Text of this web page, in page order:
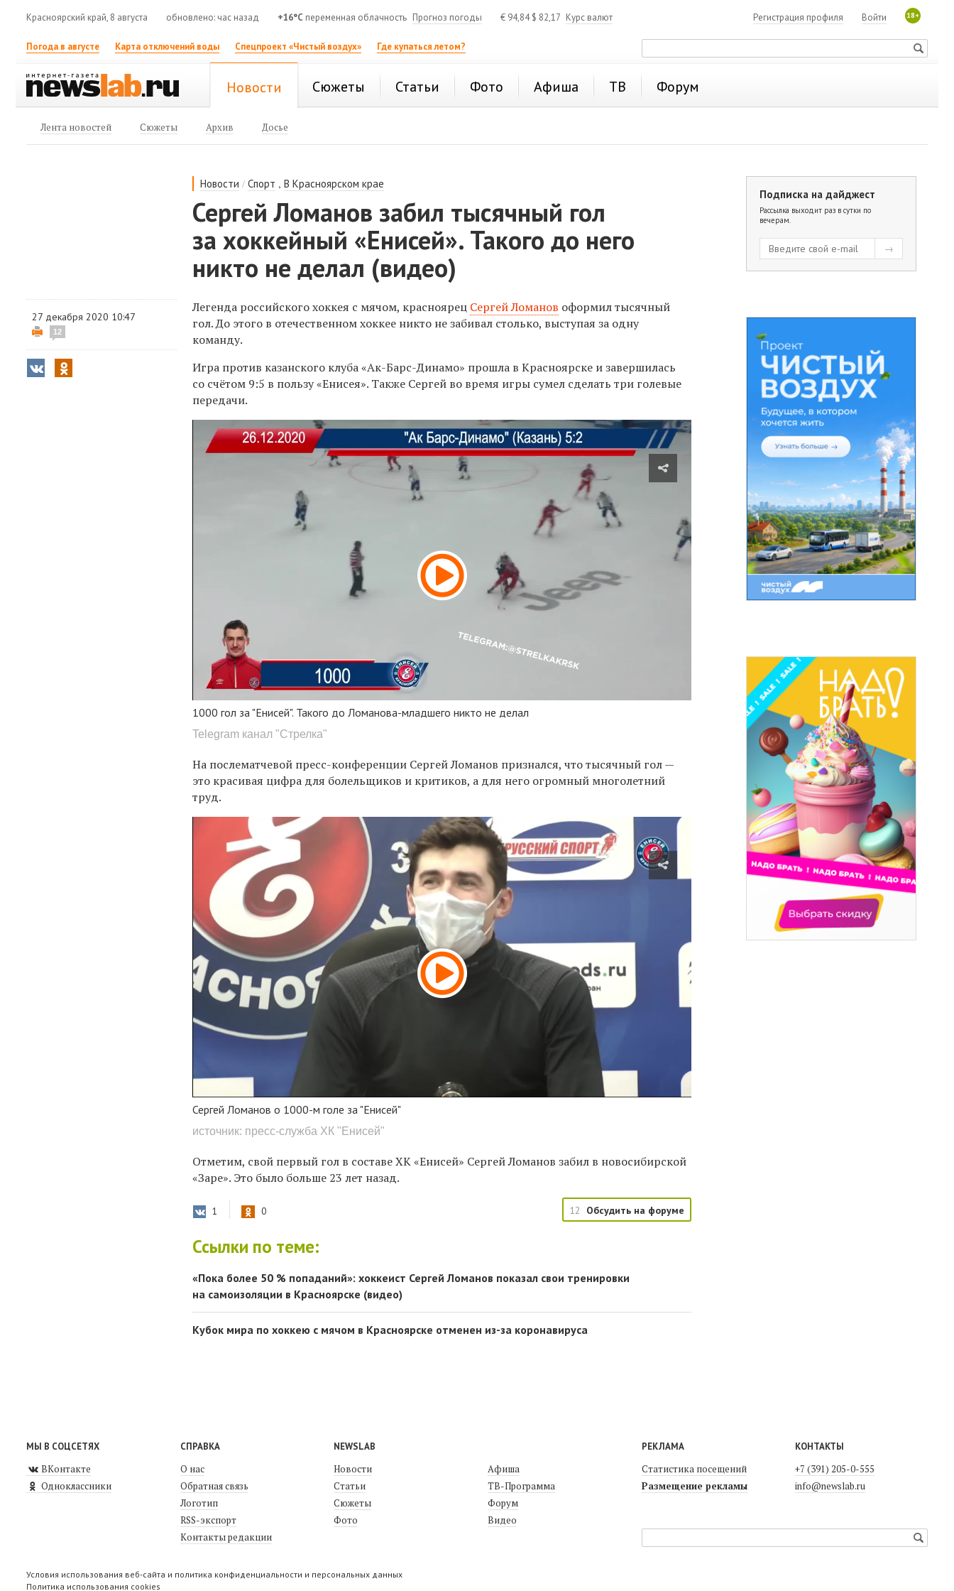
Красноярский край, 8 августа обновлено: час назад +16°C переменная облачность Прогноз погоды € 94,84$ 82,17 Курс валют 18+
Войти
Регистрация профиля
Погода в августе Карта отключений воды Спецпроект «Чистый воздух» Где купаться летом?
Новости Сюжеты Статьи Фото Афиша ТВ Форум
Лента новостей Сюжеты Архив Досье
Новости /Спорт ,В Красноярском крае
Сергей Ломанов забил тысячный гол
за хоккейный «Енисей». Такого до него
никто не делал (видео)
27 декабря 2020 10:47
12
Легенда российского хоккея с мячом, красноярец Сергей Ломанов оформил тысячный
гол. До этого в отечественном хоккее никто не забивал столько, выступая за одну
команду.
Игра против казанского клуба «Ак-Барс-Динамо» прошла в Красноярске и завершилась
со счётом 9:5 в пользу «Енисея». Также Сергей во время игры сумел сделать три голевые
передачи.
1000 гол за "Енисей". Такого до Ломанова-младшего никто не делал
Telegram канал "Стрелка"
На послематчевой пресс-конференции Сергей Ломанов признался, что тысячный гол —
это красивая цифра для болельщиков и критиков, а для него огромный многолетний
труд.
Сергей Ломанов о 1000-м голе за "Енисей"
источник: пресс-служба ХК "Енисей"
Отметим, свой первый гол в составе ХК «Енисей» Сергей Ломанов забил в новосибирской
«Заре». Это было больше 23 лет назад.
1 0 12 Обсудить на форуме
Ссылки по теме:
«Пока более 50 % попаданий»: хоккеист Сергей Ломанов показал свои тренировки
на самоизоляции в Красноярске (видео)
Кубок мира по хоккею с мячом в Красноярске отменен из-за коронавируса
Подписка на дайджест
Рассылка выходит раз в сутки по
вечерам.
МЫ В СОЦСЕТЯХ
ВКонтакте
Одноклассники
СПРАВКА
О нас
Обратная связь
Логотип
RSS-экспорт
Контакты редакции
NEWSLAB
Новости
Статьи
Сюжеты
Фото
Афиша
ТВ-Программа
Форум
Видео
РЕКЛАМА
Статистика посещений
Размещение рекламы
КОНТАКТЫ
+7 (391) 205-0-555
info@newslab.ru
Условия использования веб-сайта и политика конфиденциальности и персональных данных
Политика использования cookies